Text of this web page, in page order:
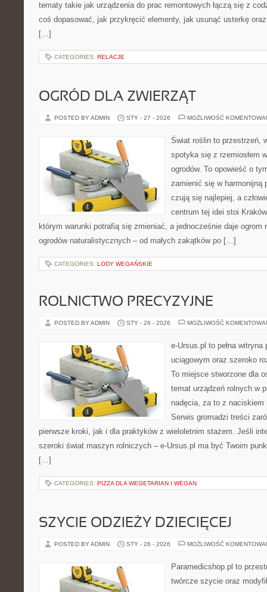
tematy takie jak urządzenia do prac remontowych łączą się z
coś dopasować, jak przykręcić elementy, jak usunąć usterkę
[…]
CATEGORIES: RELACJE
OGRÓD DLA ZWIERZĄT
POSTED BY ADMIN STY - 27 - 2026 MOŻLIWOŚĆ
Świat roślin to przestrzeń,
spotyka się z rzemiosłem
ogrodów. To opowieść o
zamienić się w harmonijną
czują się najlepiej, a
centrum tej idei stoi
którym warunki potrafią się zmieniać, a jednocześnie daje ogrom
ogrodów naturalistycznych – od małych zakątków po […]
CATEGORIES: LODY WEGAŃSKIE
ROLNICTWO PRECYZYJNE
POSTED BY ADMIN STY - 26 - 2026 MOŻLIWOŚĆ
e-Ursus.pl to pełna
uciągowym oraz szeroko
To miejsce stworzone dla
temat urządzeń rolnych w
nadęcia, za to z
Serwis gromadzi treści
pierwsze kroki, jak i dla praktyków z wieloletnim stażem. Jeśli
szeroki świat maszyn rolniczych – e-Ursus.pl ma być Twoim
[…]
CATEGORIES: PIZZA DLA WEGETARIAN I WEGAN
SZYCIE ODZIEŻY DZIECIĘCEJ
POSTED BY ADMIN STY - 26 - 2026 MOŻLIWOŚĆ
Paramedicshop.pl to
twórcze szycie oraz